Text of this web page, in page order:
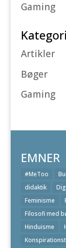
Gaming
Artikler
Bøger
Gaming
EMNER
#MeToo
didaktik
Feminisme
Filosofi med
Hinduisme